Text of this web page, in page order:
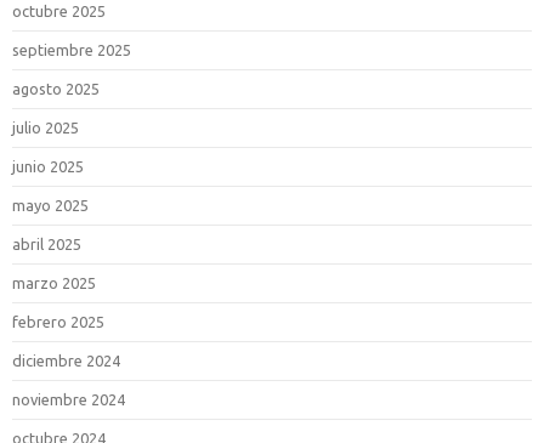
octubre 2025
septiembre 2025
agosto 2025
julio 2025
junio 2025
mayo 2025
abril 2025
marzo 2025
febrero 2025
diciembre 2024
noviembre 2024
octubre 2024